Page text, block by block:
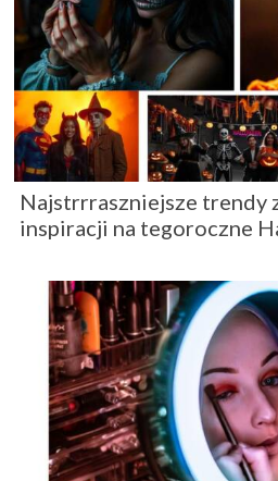
Najstrrraszniejsze trendy
inspiracji na tegoroczne